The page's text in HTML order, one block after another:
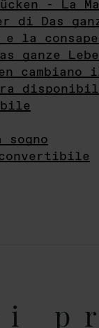
- La
Das
la
ganze
sogno